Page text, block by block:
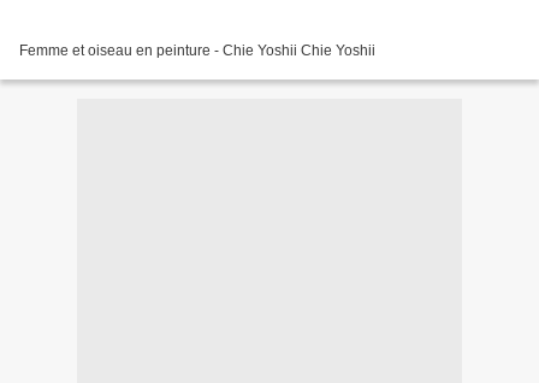
Femme et oiseau en peinture - Chie Yoshii Chie Yoshii